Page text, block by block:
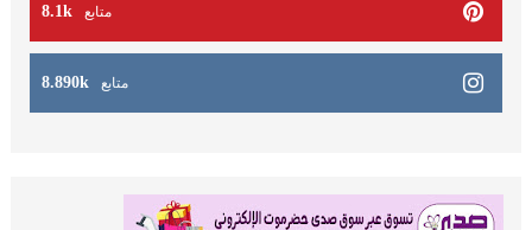
8.1k متابع
8.890k متابع